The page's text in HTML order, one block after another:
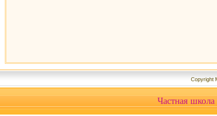
Copyright
Частная